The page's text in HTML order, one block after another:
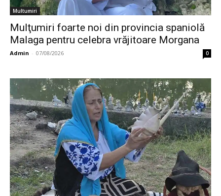
Multumiri
Mulţumiri foarte noi din provincia spaniolă
Malaga pentru celebra vrăjitoare Morgana
Admin - 07/08/2026 0